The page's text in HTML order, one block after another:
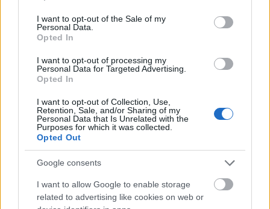
use your data for below specified purposes in below Google
consent section.
I want to opt-out of the Sale of my
Personal Data.
Opted In
I want to opt-out of processing my
Personal Data for Targeted Advertising.
Opted In
I want to opt-out of Collection, Use,
Retention, Sale, and/or Sharing of my
Personal Data that Is Unrelated with the
Purposes for which it was collected.
Opted Out
Google consents
I want to allow Google to enable storage
related to advertising like cookies on web or
hirdetés
AJÁNLÓ
Iparági hírek